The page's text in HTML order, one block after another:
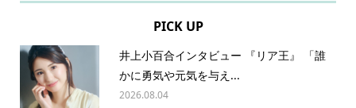
PICK UP
井上小百合インタビュー 『リア王』 「誰
かに勇気や元気を与え...
2026.08.04